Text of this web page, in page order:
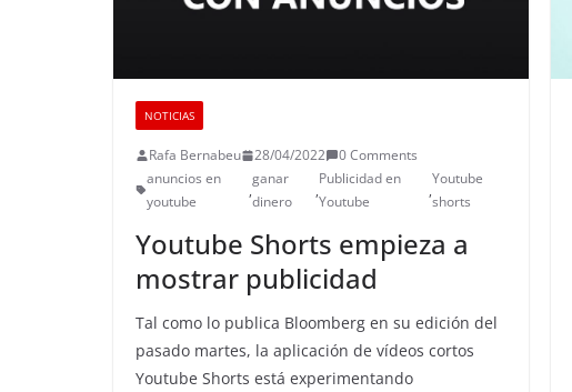
NOTICIAS
Rafa Bernabeu 28/04/2022
0 Comments
anuncios en
youtube
,
ganar
dinero
,
Publicidad en
Youtube
,
Youtube
shorts
Youtube Shorts empieza a
mostrar publicidad
Tal como lo publica Bloomberg en su edición del
pasado martes, la aplicación de vídeos cortos
Youtube Shorts está experimentando